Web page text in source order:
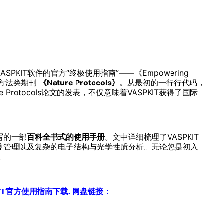
软件的官方“终极使用指南”——《Empowering
法类期刊
《Nature Protocols》 。从最初的一行行代码，
Protocols论文的发表，不仅意味着VASPKIT获得了国际
的一部百科全书式的使用手册。文中详细梳理了VASPKIT
理以及复杂的电子结构与光学性质分析。无论您是初入
官方使用指南下载. 网盘链接：